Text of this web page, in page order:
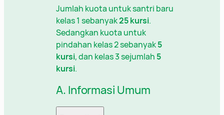
Jumlah kuota untuk santri baru
kelas 1 sebanyak25 kursi.
Sedangkan kuota untuk
pindahan kelas 2 sebanyak5
kursi, dan kelas 3 sejumlah 5
kursi.
A. Informasi Umum